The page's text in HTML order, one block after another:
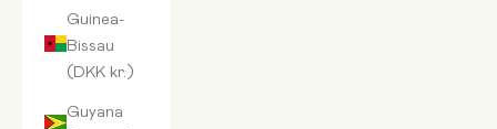
Guinea-
Bissau
(DKK kr.)
Guyana